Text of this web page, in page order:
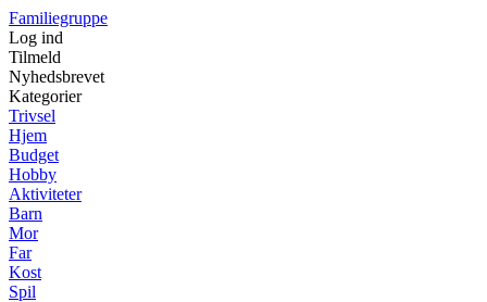
Familiegruppe
Log ind
Tilmeld
Nyhedsbrevet
Kategorier
Trivsel
Hjem
Budget
Hobby
Aktiviteter
Barn
Mor
Far
Kost
Spil